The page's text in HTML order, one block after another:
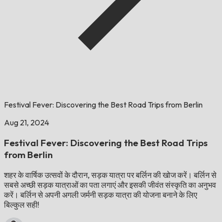
Festival Fever: Discovering the Best Road Trips from Berlin
Aug 21, 2024
Festival Fever: Discovering the Best Road Trips
from Berlin
शहर के वार्षिक उत्सवों के दौरान, सड़क यात्रा पर बर्लिन की खोज करें। बर्लिन से
सबसे अच्छी सड़क यात्राओं का पता लगाएं और इसकी जीवंत संस्कृति का अनुभव
करें। बर्लिन से अपनी अगली जर्मनी सड़क यात्रा की योजना बनाने के लिए
बिल्कुल सही!